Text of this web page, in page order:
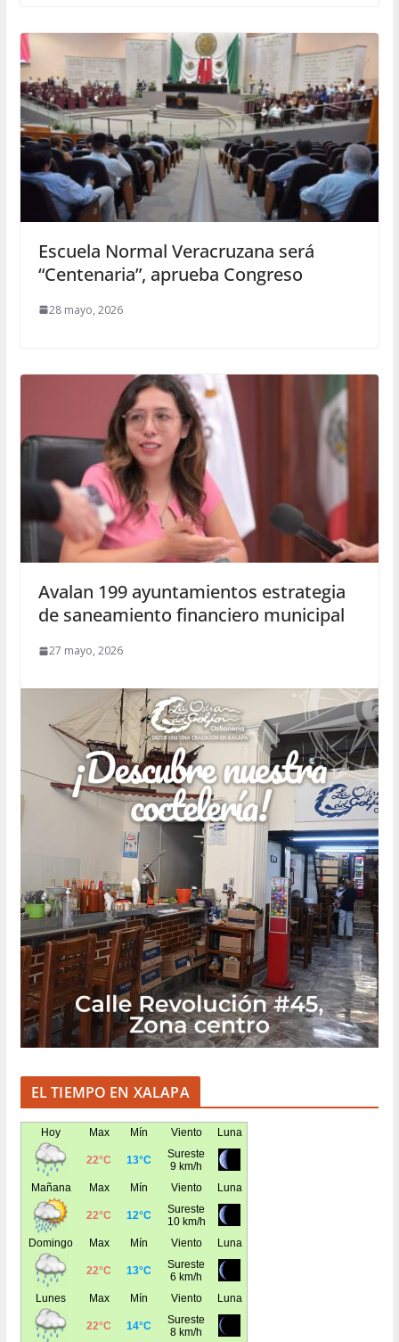
Escuela Normal Veracruzana será
“Centenaria”, aprueba Congreso
28 mayo, 2026
Avalan 199 ayuntamientos estrategia
de saneamiento financiero municipal
27 mayo, 2026
EL TIEMPO EN XALAPA